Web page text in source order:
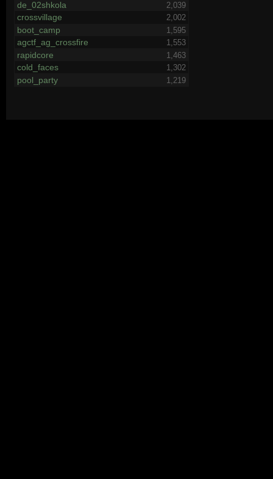
de_02shkola 2,039
crossvillage 2,002
boot_camp 1,595
agctf_ag_crossfire 1,553
rapidcore 1,463
cold_faces 1,302
pool_party 1,219